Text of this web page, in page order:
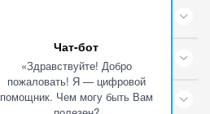
Чат-бот
«Здравствуйте! Добро
пожаловать! Я — цифровой
помощник. Чем могу быть Вам